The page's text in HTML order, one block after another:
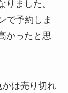
りました。
で予約しま
かったと思
は売り切れ